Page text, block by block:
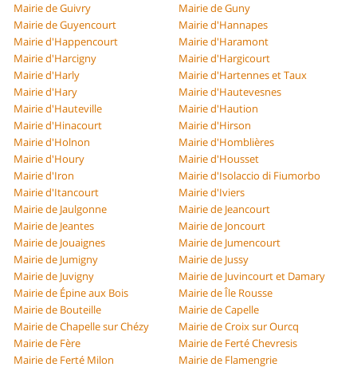
Mairie de Guivry
Mairie de Guny
Mairie de Guyencourt
Mairie d'Hannapes
Mairie d'Happencourt
Mairie d'Haramont
Mairie d'Harcigny
Mairie d'Hargicourt
Mairie d'Harly
Mairie d'Hartennes et Taux
Mairie d'Hary
Mairie d'Hautevesnes
Mairie d'Hauteville
Mairie d'Haution
Mairie d'Hinacourt
Mairie d'Hirson
Mairie d'Holnon
Mairie d'Homblières
Mairie d'Houry
Mairie d'Housset
Mairie d'Iron
Mairie d'Isolaccio di Fiumorbo
Mairie d'Itancourt
Mairie d'Iviers
Mairie de Jaulgonne
Mairie de Jeancourt
Mairie de Jeantes
Mairie de Joncourt
Mairie de Jouaignes
Mairie de Jumencourt
Mairie de Jumigny
Mairie de Jussy
Mairie de Juvigny
Mairie de Juvincourt et Damary
Mairie de Épine aux Bois
Mairie de Île Rousse
Mairie de Bouteille
Mairie de Capelle
Mairie de Chapelle sur Chézy
Mairie de Croix sur Ourcq
Mairie de Fère
Mairie de Ferté Chevresis
Mairie de Ferté Milon
Mairie de Flamengrie